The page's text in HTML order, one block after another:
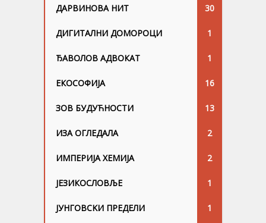
ДАРВИНОВА НИТ 30
ДИГИТАЛНИ ДОМОРОЦИ 1
ЂАВОЛОВ АДВОКАТ 1
ЕКОСОФИЈА 16
ЗОВ БУДУЋНОСТИ 13
ИЗА ОГЛЕДАЛА 2
ИМПЕРИЈА ХЕМИЈА 2
ЈЕЗИКОСЛОВЉЕ 1
ЈУНГОВСKИ ПРЕДЕЛИ 1